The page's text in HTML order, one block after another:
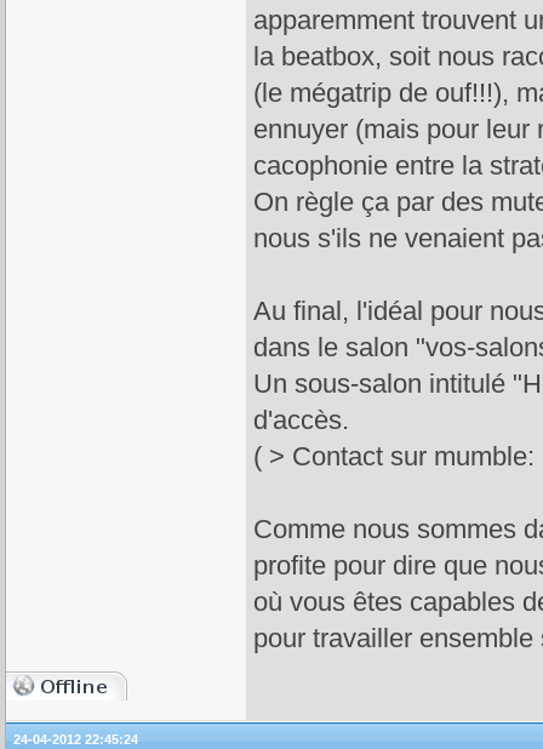
apparemment trouvent
la beatbox, soit nous
(le mégatrip de ouf!!!),
ennuyer (mais pour leur
cacophonie entre la
On règle ça par des
nous s'ils ne venaient
Au final, l'idéal pour
dans le salon "vos-
Un sous-salon intitulé
d'accès.
( > Contact sur mumble:
Comme nous sommes
profite pour dire que
où vous êtes capables
pour travailler
24-04-2012 22:45:24